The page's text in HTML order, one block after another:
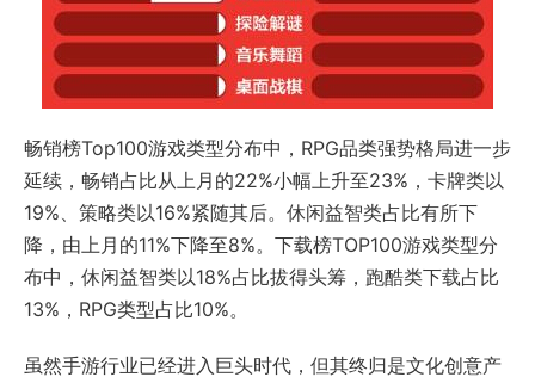
畅销榜Top100游戏类型分布中，RPG品类强势格局进一步
延续，畅销占比从上月的22%小幅上升至23%，卡牌类以
19%、策略类以16%紧随其后。休闲益智类占比有所下
降，由上月的11%下降至8%。下载榜TOP100游戏类型分
布中，休闲益智类以18%占比拔得头筹，跑酷类下载占比
13%，RPG类型占比10%。
虽然手游行业已经进入巨头时代，但其终归是文化创意产